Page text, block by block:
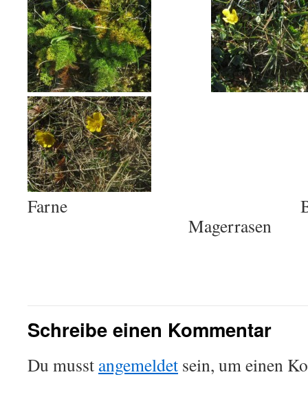
Farne Blüten am
Magerrasen
Schreibe einen Kommentar
Du musst angemeldet sein, um einen